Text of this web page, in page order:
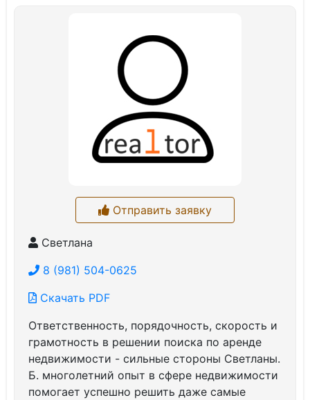
Отправить заявку
Светлана
8 (981) 504-0625
Скачать PDF
Ответственность, порядочность, скорость и
грамотность в решении поиска по аренде
недвижимости - сильные стороны Светланы.
Б. многолетний опыт в сфере недвижимости
помогает успешно решить даже самые